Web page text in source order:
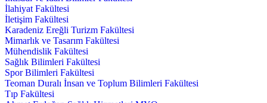
İlahiyat Fakültesi
İletişim Fakültesi
Karadeniz Ereğli Turizm Fakültesi
Mimarlık ve Tasarım Fakültesi
Mühendislik Fakültesi
Sağlık Bilimleri Fakültesi
Spor Bilimleri Fakültesi
Teoman Duralı İnsan ve Toplum Bilimleri Fakültesi
Tıp Fakültesi